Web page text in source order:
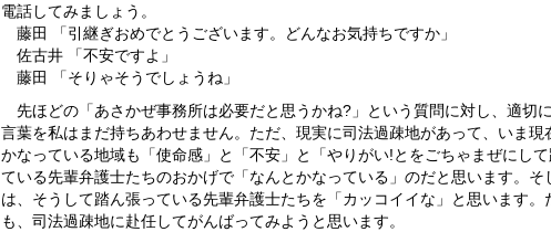
電話してみましょう。
藤田 「引継ぎおめでとうございます。どんなお気持ちですか」
佐古井 「不安ですよ」
藤田 「そりゃそうでしょうね」
先ほどの「あさかぜ事務所は必要だと思うかね?」という質問に対し、適切
言葉を私はまだ持ちあわせません。ただ、現実に司法過疎地があって、いま現
かなっている地域も「使命感」と「不安」と「やりがい!とをごちゃまぜにして
ている先輩弁護士たちのおかげで「なんとかなっている」のだと思います。そ
は、そうして踏ん張っている先輩弁護士たちを「カッコイイな」と思います。
も、司法過疎地に赴任してがんばってみようと思います。